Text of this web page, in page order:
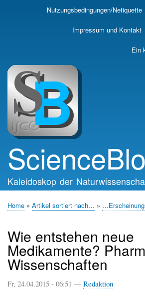
Skip
main
Nutzungsbedingungen/Netiquette
Impressum und Kontakt
Ein
Kaleidoskop der
Home Artikel sortiert nach…
Wie entstehen neue
Medikamente?
Wissenschaften
Fr, 24.04.2015 - 06:51 — Redaktion